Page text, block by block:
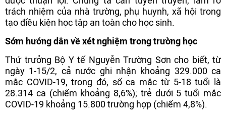
trách nhiệm của nhà trường, phụ huynh, xã hội trong
tạo điều kiện học tập an toàn cho học sinh.
Sớm hướng dẫn về xét nghiệm trong trường học
Thứ trưởng Bộ Y tế Nguyễn Trường Sơn cho biết, từ
ngày 1-15/2, cả nước ghi nhận khoảng 329.000 ca
mắc COVID-19, trong đó, số ca mắc từ 5-18 tuổi là
28.314 ca (chiếm khoảng 8,6%); trẻ dưới 5 tuổi mắc
COVID-19 khoảng 15.800 trường hợp (chiếm 4,8%).